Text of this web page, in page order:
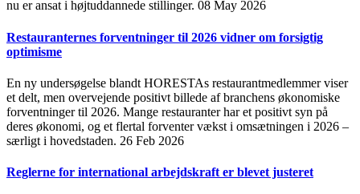
nu er ansat i højtuddannede stillinger. 08 May 2026
Restauranternes forventninger til 2026 vidner om forsigtig
optimisme
En ny undersøgelse blandt HORESTAs restaurantmedlemmer viser
et delt, men overvejende positivt billede af branchens økonomiske
forventninger til 2026. Mange restauranter har et positivt syn på
deres økonomi, og et flertal forventer vækst i omsætningen i 2026 –
særligt i hovedstaden. 26 Feb 2026
Reglerne for international arbejdskraft er blevet justeret